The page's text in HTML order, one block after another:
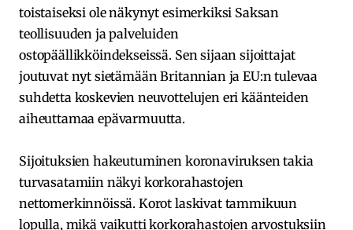
toistaiseksi ole näkynyt esimerkiksi Saksan
teollisuuden ja palveluiden
ostopäällikköindekseissä. Sen sijaan sijoittajat
joutuvat nyt sietämään Britannian ja EU:n tulevaa
suhdetta koskevien neuvottelujen eri käänteiden
aiheuttamaa epävarmuutta.
Sijoituksien hakeutuminen koronaviruksen takia
turvasatamiin näkyi korkorahastojen
nettomerkinnöissä. Korot laskivat tammikuun
lopulla, mikä vaikutti korkorahastojen arvostuksiin